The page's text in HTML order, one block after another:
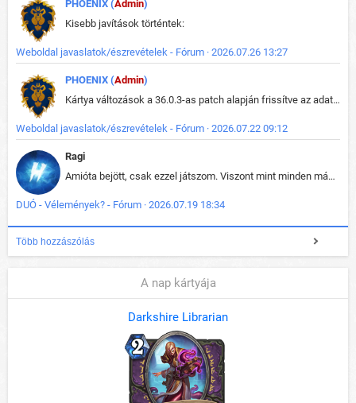
PHOENIX (Admin)
Kisebb javítások történtek:
Weboldal javaslatok/észrevételek - Fórum · 2026.07.26 13:27
PHOENIX (Admin)
Kártya változások a 36.0.3-as patch alapján frissítve az adatbázisban (képek is cserélve).
Weboldal javaslatok/észrevételek - Fórum · 2026.07.22 09:12
Ragi
Amióta bejött, csak ezzel játszom. Viszont mint minden más - akár az alapjáték is, ez is baromira összetett lett. Néha már pár kör után is esélytelen az egész. Vagy irreállisan túltápol valaki, vagy lelép a partner, vagy csak hülye mint a segg. És amikor eljönne az én időm, na akkor jön el mindenki másé is. Engem jobban érdekelne, hogy ki milyen ratingen szokott játszani. Na ez lenne egy érdekes adat.
DUÓ - Vélemények? - Fórum · 2026.07.19 18:34
Több hozzászólás
A nap kártyája
Darkshire Librarian